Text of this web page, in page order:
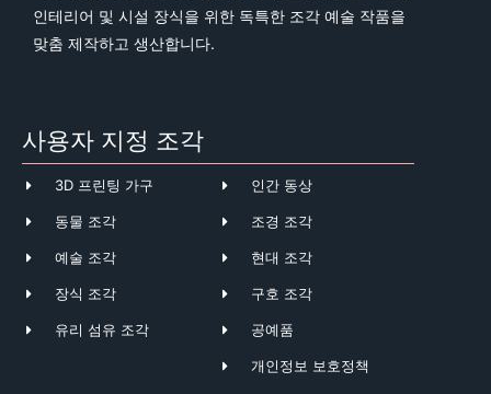
인테리어 및 시설 장식을 위한 독특한 조각 예술 작품을
맞춤 제작하고 생산합니다.
사용자 지정 조각
3D 프린팅 가구
동물 조각
예술 조각
장식 조각
유리 섬유 조각
인간 동상
조경 조각
현대 조각
구호 조각
공예품
개인정보 보호정책